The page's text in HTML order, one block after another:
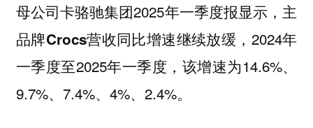
母公司卡骆驰集团2025年一季度报显示， 主
品牌Crocs营收同比增速继续放缓， 2024年
一季度至2025年一季度，该增速为14.6%、
9.7%、7.4%、4%、2.4%。